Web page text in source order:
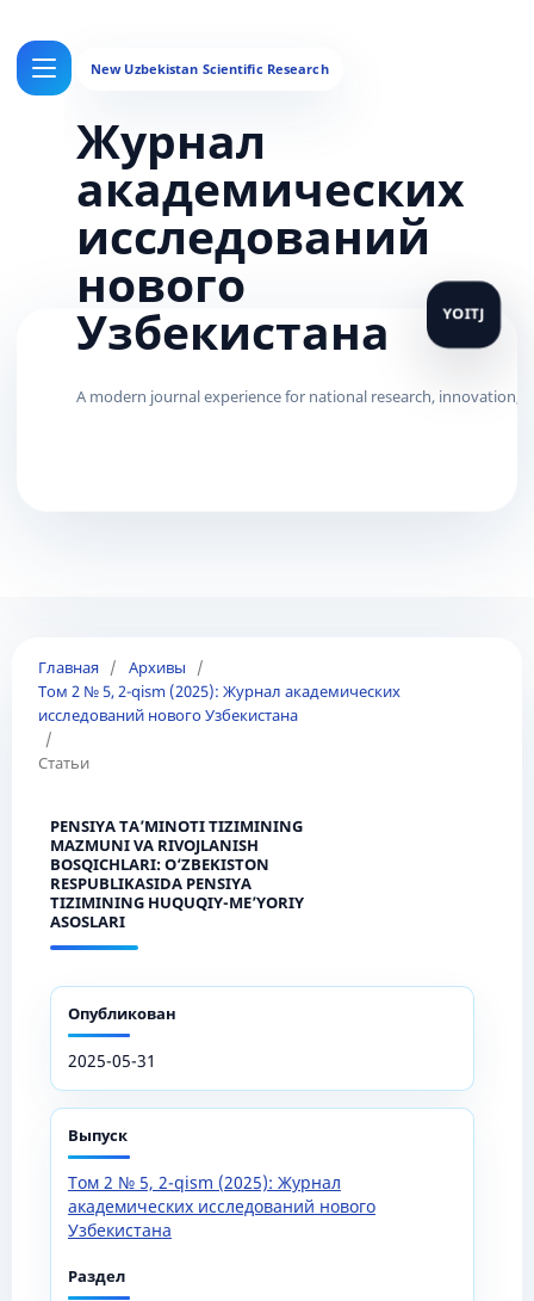
Журнал
академических
исследований
нового
Узбекистана
Главная / Архивы
/
Том 2 № 5, 2-qism (2025): Журнал академических
исследований нового Узбекистана
/
Статьи
PENSIYA TA’MINOTI TIZIMINING
MAZMUNI VA RIVOJLANISH
BOSQICHLARI: O‘ZBEKISTON
RESPUBLIKASIDA PENSIYA
TIZIMINING HUQUQIY-ME’YORIY
ASOSLARI
Опубликован
2025-05-31
Выпуск
Том 2 № 5, 2-qism (2025): Журнал
академических исследований нового
Узбекистана
Раздел